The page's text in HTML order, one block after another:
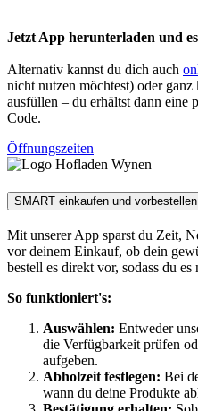
Jetzt App herunterladen und
Alternativ kannst du dich auch
nicht nutzen möchtest) oder
ausfüllen – du erhältst dann eine
Code.
Öffnungszeiten
SMART einkaufen und vorbestellen
Mit unserer App sparst du Zeit,
vor deinem Einkauf, ob dein
bestell es direkt vor, sodass du
So funktioniert's:
Auswählen: Entweder
die Verfügbarkeit prüfen
aufgeben.
Abholzeit festlegen: Bei
wann du deine Produkte